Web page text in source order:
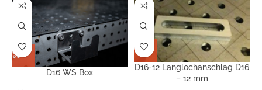
D16 WS Box
D16-12 Langlochanschlag D16
– 12 mm